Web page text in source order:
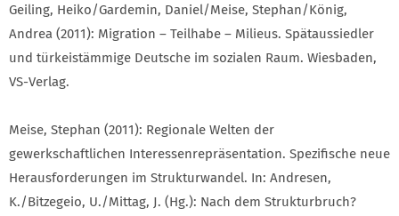
Geiling, Heiko/Gardemin, Daniel/Meise, Stephan/König,
Andrea (2011): Migration – Teilhabe – Milieus. Spätaussiedler
und türkeistämmige Deutsche im sozialen Raum. Wiesbaden,
VS-Verlag.
Meise, Stephan (2011): Regionale Welten der
gewerkschaftlichen Inter­essen­reprä­sentation. Spezifische neue
Herausforderungen im Struktur­wandel. In: Andresen,
K./Bitzegeio, U./Mittag, J. (Hg.): Nach dem Strukturbruch?